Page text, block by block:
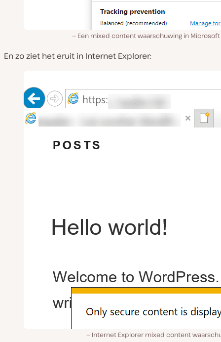
Een mixed content waarschuwing in Microsoft
En zo ziet het eruit in Internet Explorer:
Internet Explorer mixed content